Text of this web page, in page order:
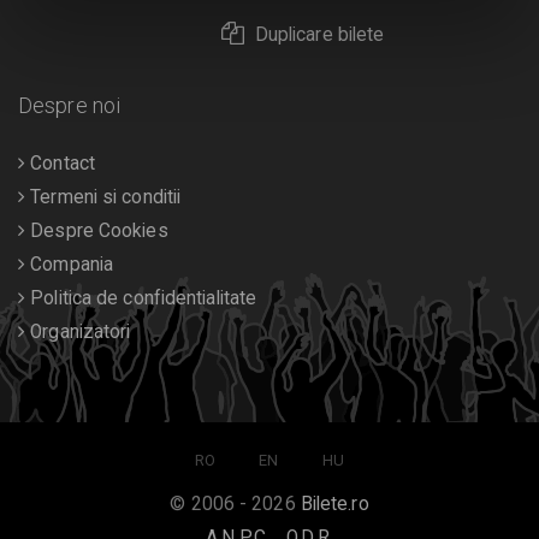
Duplicare bilete
Despre noi
Contact
Termeni si conditii
Despre Cookies
Compania
Politica de confidentialitate
Organizatori
RO EN HU
© 2006 - 2026 Bilete.ro